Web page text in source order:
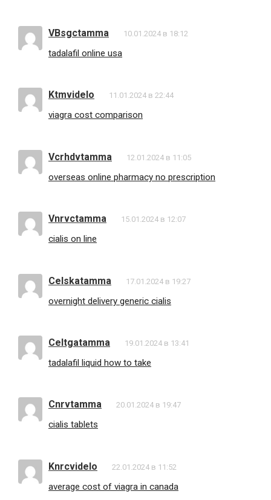
VBsgctamma 10.01.2024 в 18:12
tadalafil online usa
Ktmvidelo 11.01.2024 в 22:44
viagra cost comparison
Vcrhdvtamma 12.01.2024 в 11:05
overseas online pharmacy no prescription
Vnrvctamma 15.01.2024 в 12:07
cialis on line
Celskatamma 17.01.2024 в 19:27
overnight delivery generic cialis
Celtgatamma 19.01.2024 в 13:41
tadalafil liquid how to take
Cnrvtamma 20.01.2024 в 19:47
cialis tablets
Knrcvidelo 22.01.2024 в 11:52
average cost of viagra in canada